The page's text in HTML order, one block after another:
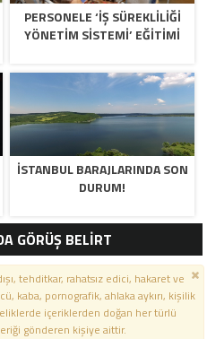
PERSONELE ‘İŞ SÜREKLİLİĞİ
YÖNETİM SİSTEMİ’ EĞİTİMİ
İSTANBUL BARAJLARINDA SON
DURUM!
GÖRÜŞ BELİRT
tehditkar, rahatsız edici, hakaret ve
kaba, pornografik, ahlaka aykırı, kişilik
içeriklerden doğan her türlü
gönderen kişiye aittir.